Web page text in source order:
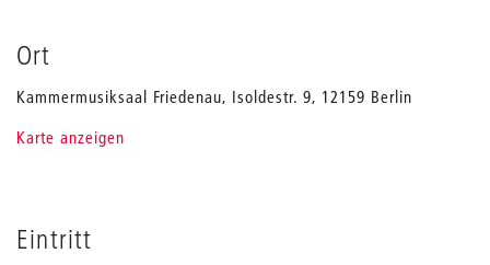
Ort
Kammermusiksaal Friedenau, Isoldestr. 9, 12159 Berlin
Karte anzeigen
Eintritt